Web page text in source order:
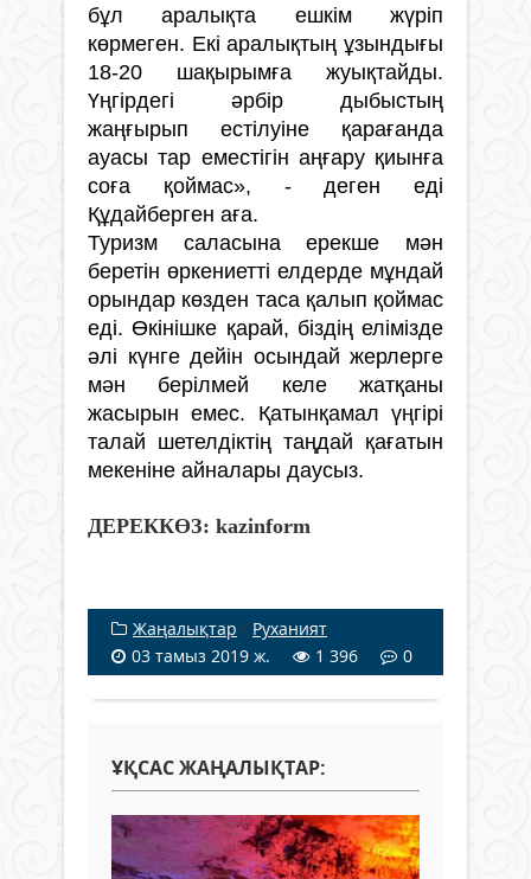
бұл аралықта ешкім жүріп
көрмеген. Екі аралықтың ұзындығы
18-20 шақырымға жуықтайды.
Үңгірдегі әрбір дыбыстың
жаңғырып естілуіне қарағанда
ауасы тар еместігін аңғару қиынға
соға қоймас», - деген еді
Құдайберген аға.
Туризм саласына ерекше мән
беретін өркениетті елдерде мұндай
орындар көзден таса қалып қоймас
еді. Өкінішке қарай, біздің елімізде
әлі күнге дейін осындай жерлерге
мән берілмей келе жатқаны
жасырын емес. Қатынқамал үңгірі
талай шетелдіктің таңдай қағатын
мекеніне айналары даусыз.
ДЕРЕККӨЗ: kazinform
Жаңалықтар / Руханият
03 тамыз 2019 ж.
1 396 0
ҰҚСАС ЖАҢАЛЫҚТАР: